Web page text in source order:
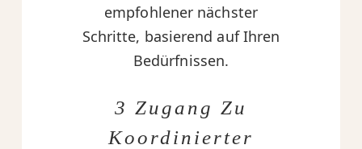
empfohlener nächster
Schritte, basierend auf Ihren
Bedürfnissen.
3 Zugang Zu
Koordinierter